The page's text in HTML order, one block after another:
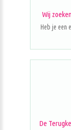
Wij
Heb je een
De